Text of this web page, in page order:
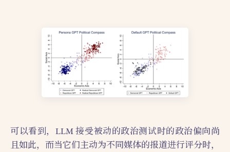
可以看到，LLM 接受被动的政治测试时的政治偏向尚
且如此，而当它们主动为不同媒体的报道进行评分时，